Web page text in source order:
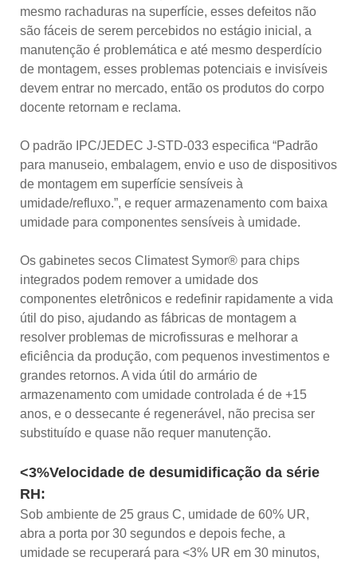
mesmo rachaduras na superfície, esses defeitos não
são fáceis de serem percebidos no estágio inicial, a
manutenção é problemática e até mesmo desperdício
de montagem, esses problemas potenciais e invisíveis
devem entrar no mercado, então os produtos do corpo
docente retornam e reclama.
O padrão IPC/JEDEC J-STD-033 especifica “Padrão
para manuseio, embalagem, envio e uso de dispositivos
de montagem em superfície sensíveis à
umidade/refluxo.”, e requer armazenamento com baixa
umidade para componentes sensíveis à umidade.
Os gabinetes secos Climatest Symor® para chips
integrados podem remover a umidade dos
componentes eletrônicos e redefinir rapidamente a vida
útil do piso, ajudando as fábricas de montagem a
resolver problemas de microfissuras e melhorar a
eficiência da produção, com pequenos investimentos e
grandes retornos. A vida útil do armário de
armazenamento com umidade controlada é de +15
anos, e o dessecante é regenerável, não precisa ser
substituído e quase não requer manutenção.
<3%Velocidade de desumidificação da série
RH:
Sob ambiente de 25 graus C, umidade de 60% UR,
abra a porta por 30 segundos e depois feche, a
umidade se recuperará para <3% UR em 30 minutos,